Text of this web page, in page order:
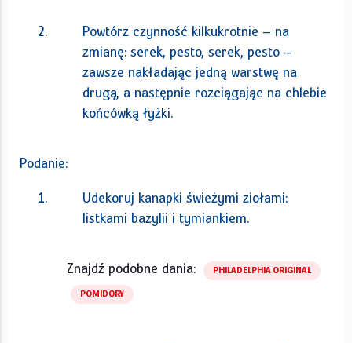
Powtórz czynność kilkukrotnie – na
zmianę: serek, pesto, serek, pesto –
zawsze nakładając jedną warstwę na
drugą, a następnie rozciągając na chlebie
końcówką łyżki.
Podanie:
Udekoruj kanapki świeżymi ziołami:
listkami bazylii i tymiankiem.
Znajdź podobne dania: PHILADELPHIA ORIGINAL
POMIDORY